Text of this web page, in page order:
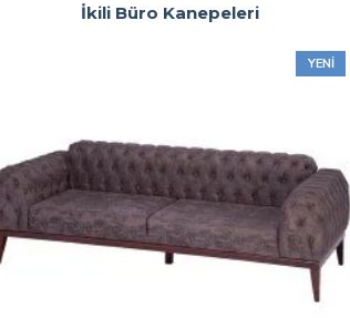
İkili Büro Kanepeleri
YENI